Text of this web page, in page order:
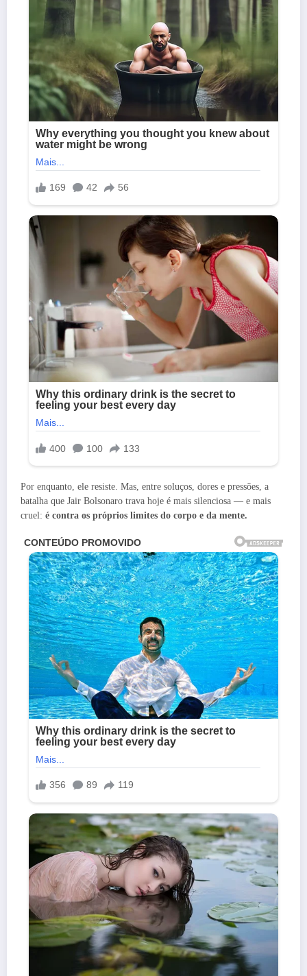
Por enquanto, ele resiste. Mas, entre soluços, dores e pressões, a
batalha que Jair Bolsonaro trava hoje é mais silenciosa — e mais
cruel: é contra os próprios limites do corpo e da mente.